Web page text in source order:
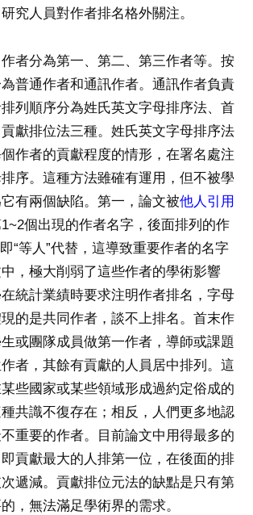
究人員對作者排名格外關注。
者分為第一、第二、第三作者等。按
普通作者和通訊作者。通訊作者負責
列順序分為姓氏英文字母排序法、首
獻排位法三種。姓氏英文字母排序法
作者的貢獻程度的情形，在署名處注
序。這種方法雖確有運用，但不被學
有兩個缺陷。第一，論文被他人引用
個出現的作者名字，後面排列的作
即“等人”代替，這導致重要作者的名字
，極大削弱了這些作者的學術影響
統計業績時要求注明作者排名，字母
的是共同作者，談不上排名。首末作
或團隊成員做第一作者，導師或課題
者，其餘有貢獻的人員居中排列。這
些國家或某些領域形成過約定俗成的
共識不復存在；相反，人們更多地認
重要的作者。目前論文中用得最多的
貢獻最大的人排第一位，在後面的排
遞減。貢獻排位元法的缺點是只有第
，無法滿足學術界的需求。